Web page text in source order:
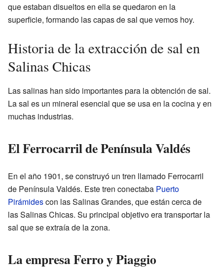
que estaban disueltos en ella se quedaron en la
superficie, formando las capas de sal que vemos hoy.
Historia de la extracción de sal en
Salinas Chicas
Las salinas han sido importantes para la obtención de sal.
La sal es un mineral esencial que se usa en la cocina y en
muchas industrias.
El Ferrocarril de Península Valdés
En el año 1901, se construyó un tren llamado Ferrocarril
de Península Valdés. Este tren conectaba Puerto
Pirámidescon las Salinas Grandes, que están cerca de
las Salinas Chicas. Su principal objetivo era transportar la
sal que se extraía de la zona.
La empresa Ferro y Piaggio